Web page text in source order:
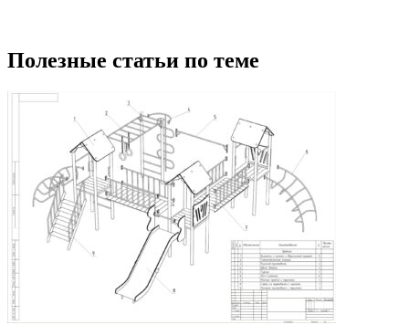
Полезные статьи по теме